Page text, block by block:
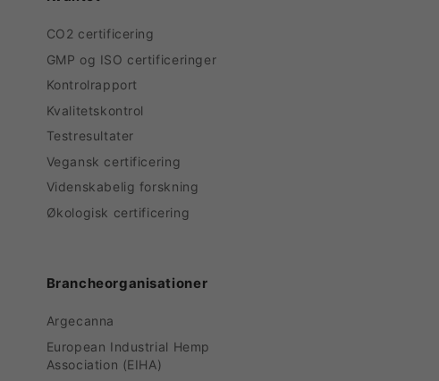
CO2 certificering
GMP og ISO certificeringer
Kontrolrapport
Kvalitetskontrol
Testresultater
Vegansk certificering
Videnskabelig forskning
Økologisk certificering
Brancheorganisationer
Argecanna
European Industrial Hemp
Association (EIHA)